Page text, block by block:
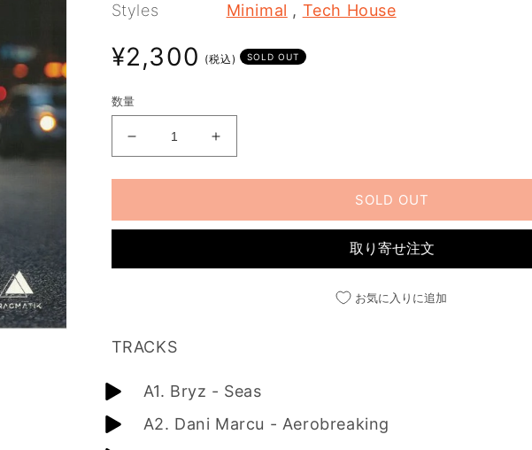
Styles
Minimal , Tech House
通
価
格
¥2,300 (税込) SOLD OUT
数量
PRAGMATIK002
を
ら
PRAGMATIK002
を
や
SOLD OUT
取り寄せ注文
お気に入りに追加
TRACKS
A1. Bryz - Seas
A2. Dani Marcu - Aerobreaking